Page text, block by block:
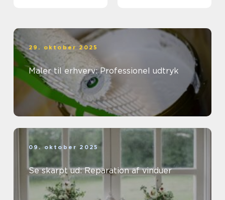
29. oktober 2025
Maler til erhverv: Professionel udtryk
09. oktober 2025
Se skarpt ud: Reparation af vinduer